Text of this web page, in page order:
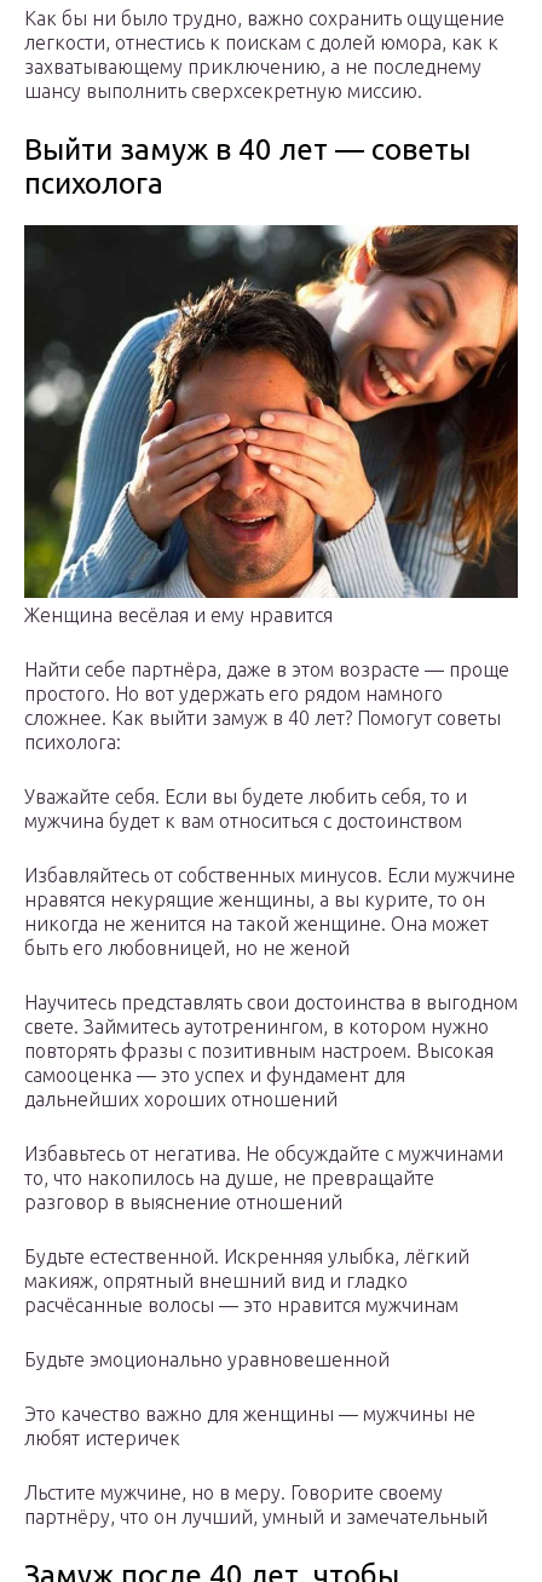
Как бы ни было трудно, важно сохранить ощущение
легкости, отнестись к поискам с долей юмора, как к
захватывающему приключению, а не последнему
шансу выполнить сверхсекретную миссию.
Выйти замуж в 40 лет — советы
психолога
Женщина весёлая и ему нравится
Найти себе партнёра, даже в этом возрасте — проще
простого. Но вот удержать его рядом намного
сложнее. Как выйти замуж в 40 лет? Помогут советы
психолога:
Уважайте себя. Если вы будете любить себя, то и
мужчина будет к вам относиться с достоинством
Избавляйтесь от собственных минусов. Если мужчине
нравятся некурящие женщины, а вы курите, то он
никогда не женится на такой женщине. Она может
быть его любовницей, но не женой
Научитесь представлять свои достоинства в выгодном
свете. Займитесь аутотренингом, в котором нужно
повторять фразы с позитивным настроем. Высокая
самооценка — это успех и фундамент для
дальнейших хороших отношений
Избавьтесь от негатива. Не обсуждайте с мужчинами
то, что накопилось на душе, не превращайте
разговор в выяснение отношений
Будьте естественной. Искренняя улыбка, лёгкий
макияж, опрятный внешний вид и гладко
расчёсанные волосы — это нравится мужчинам
Будьте эмоционально уравновешенной
Это качество важно для женщины — мужчины не
любят истеричек
Льстите мужчине, но в меру. Говорите своему
партнёру, что он лучший, умный и замечательный